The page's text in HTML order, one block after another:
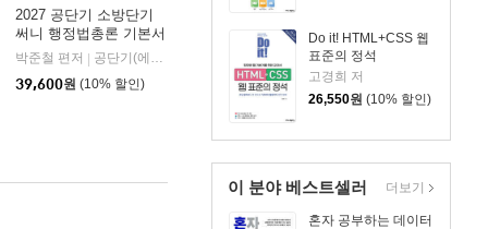
Do it! HTML+CSS 웹
표준의 정석
고경희 저
26,550원 (10% 할인)
이 분야 베스트셀러
혼자 공부하는 데이터
더보기
2027 공단기 소방단기
써니 행정법총론 기본서
박준철 편저
공단기(에스티유니타스)
39,600원 (10% 할인)